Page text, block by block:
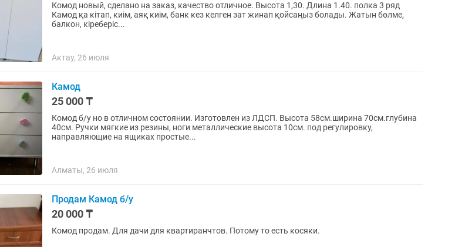
Комод новый, сделано на заказ, качество отличное. Высота 1,30. Длина 1.40. полка 3 ряд
Камод қа кітап, киім, аяқ киім, банк кез келген зат жинап қойсаңыз болады. Жатын бөлме,
балкон, кіреберіс...
Актау, 26 июля
Камод
25 000 ₸
Комод б/у но в отличном состоянии. Изготовлен из ЛДСП. Высота 58см.ширина 70см.глубина
40см. Ручки мягкие из резины, ноги металлические высота 10см. под регулировку,
направляющие на ящиках простые...
Алматы, 26 июля
Продам Камод б/у
20 000 ₸
Комод продам. Для дачи для квартиранчтов. Потому то есть косяки.